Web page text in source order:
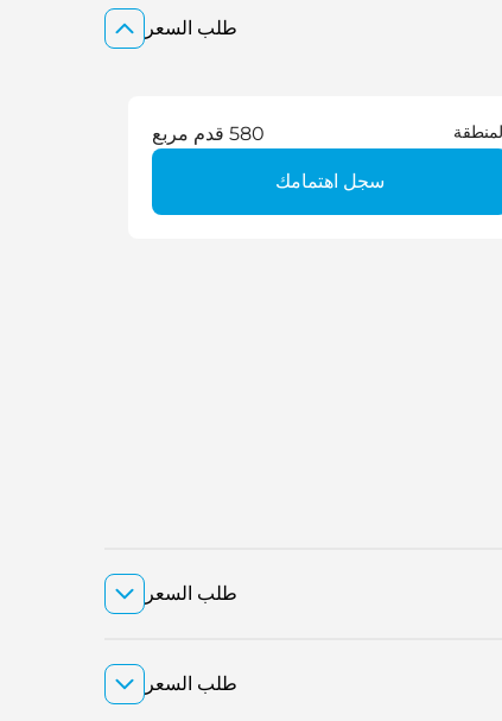
طلب السعر
580 قدم مربع
سجل اهتمامك
طلب السعر
طلب السعر